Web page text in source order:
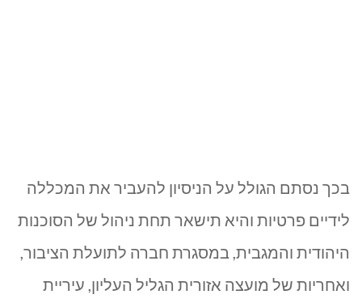
בכך נסתם הגולל על הניסיון להעביר את המכללה
לידיים פרטיות והיא תישאר תחת ניהול של הסוכנות
היהודית והמגבית, במסגרת חברה לתועלת הציבור,
ואחריות של מועצה אזורית הגליל העליון, עיריית